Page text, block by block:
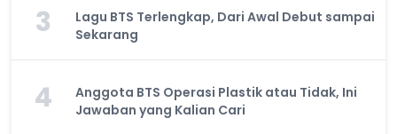
3
Lagu BTS Terlengkap, Dari Awal Debut sampai
Sekarang
4
Anggota BTS Operasi Plastik atau Tidak, Ini
Jawaban yang Kalian Cari